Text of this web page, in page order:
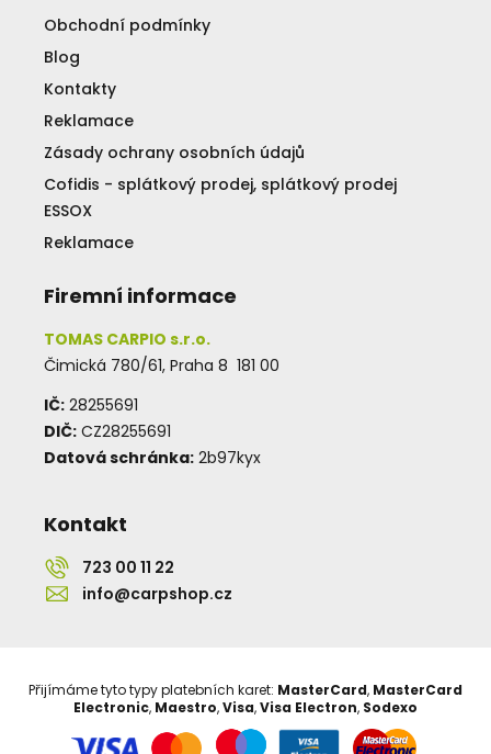
Obchodní podmínky
Blog
Kontakty
Reklamace
Zásady ochrany osobních údajů
Cofidis - splátkový prodej, splátkový prodej
ESSOX
Reklamace
Firemní informace
TOMAS CARPIO s.r.o.
Čimická 780/61, Praha 8 181 00
IČ: 28255691
DIČ: CZ28255691
Datová schránka: 2b97kyx
Kontakt
723 00 11 22
info@carpshop.cz
Přijímáme tyto typy platebních karet: MasterCard, MasterCard
Electronic, Maestro,Visa,Visa Electron, Sodexo